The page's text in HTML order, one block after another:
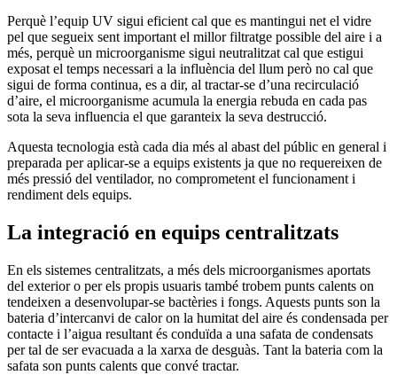
Perquè l’equip UV sigui eficient cal que es mantingui net el vidre
pel que segueix sent important el millor filtratge possible del aire i a
més, perquè un microorganisme sigui neutralitzat cal que estigui
exposat el temps necessari a la influència del llum però no cal que
sigui de forma continua, es a dir, al tractar-se d’una recirculació
d’aire, el microorganisme acumula la energia rebuda en cada pas
sota la seva influencia el que garanteix la seva destrucció.
Aquesta tecnologia està cada dia més al abast del públic en general i
preparada per aplicar-se a equips existents ja que no requereixen de
més pressió del ventilador, no comprometent el funcionament i
rendiment dels equips.
La integració en equips centralitzats
En els sistemes centralitzats, a més dels microorganismes aportats
del exterior o per els propis usuaris també trobem punts calents on
tendeixen a desenvolupar-se bactèries i fongs. Aquests punts son la
bateria d’intercanvi de calor on la humitat del aire és condensada per
contacte i l’aigua resultant és conduïda a una safata de condensats
per tal de ser evacuada a la xarxa de desguàs. Tant la bateria com la
safata son punts calents que convé tractar.